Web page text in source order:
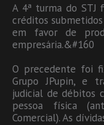
A 4ª turma do STJ
créditos
em favor de
empresária.&#160
O precedente foi
Grupo JPupin, e
judicial de débitos
pessoa física
Comercial). As